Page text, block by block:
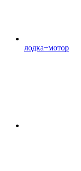
лодка+мотор